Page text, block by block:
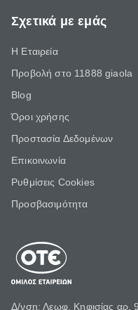
Σχετικά με εμάς
Η Εταιρεία
Προβολή στο 11888 giaola
Blog
Όροι χρήσης
Προστασία Δεδομένων
Επικοινωνία
Ρυθμίσεις Cookies
Προσβασιμότητα
Δ/νση: Λεωφ. Κηφισίας αρ.